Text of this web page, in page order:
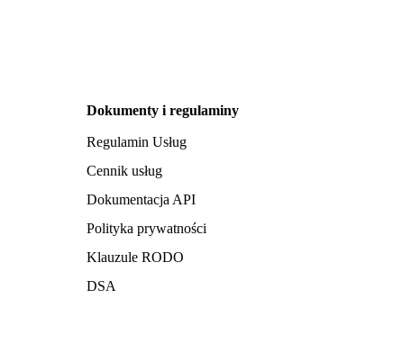
Dokumenty i regulaminy
Regulamin Usług
Cennik usług
Dokumentacja API
Polityka prywatności
Klauzule RODO
DSA